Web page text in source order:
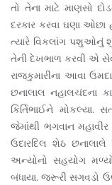
તો તેના માટે માણસો
દરકાર કરવા ઘણા ઓછા
ત્યારે વિકલાંગ પશુઓનું
તેની દેખભાળ કરવી એ
રાજકુમારીના આવા
છનાલાલ નહાલચંદના
કિર્તિભાઈને મોકલ્યા.
જેમાંથી ભગવાન
ઉદારદિલ શેઠ છનાલાલે
અન્યોનો સહયોગ
બંધાયા. જરૂરી સગવડો